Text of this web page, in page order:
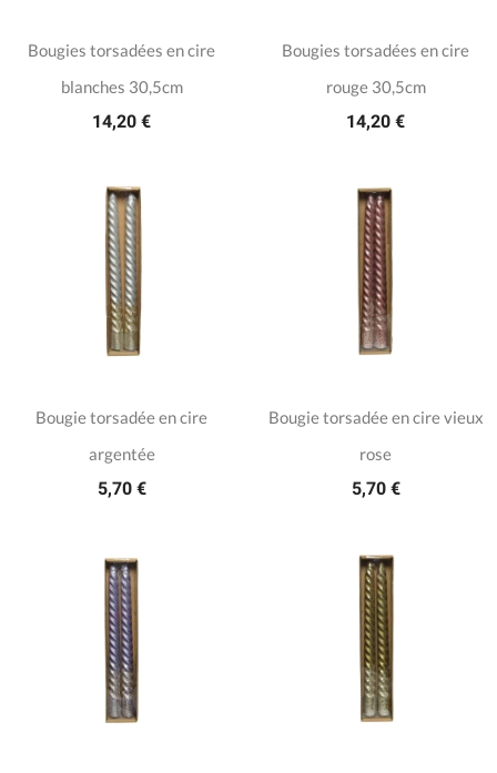
Bougies torsadées en cire
blanches 30,5cm
14,20 €
Bougies torsadées en cire
rouge 30,5cm
14,20 €
Bougie torsadée en cire
argentée
5,70 €
Bougie torsadée en cire vieux
rose
5,70 €